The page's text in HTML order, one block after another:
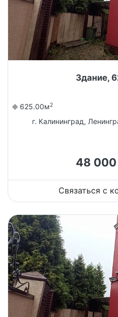
Здание,
625.00м2
г. Калининград,
48
Связаться с